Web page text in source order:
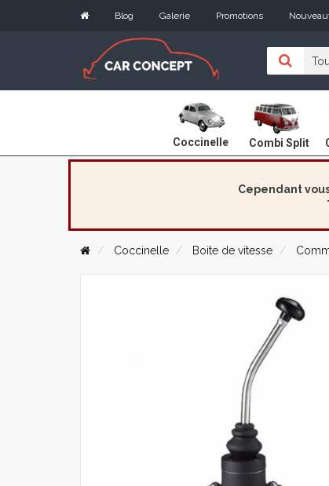
Blog Galerie Promotions
Coccinelle Combi Split
Cependant
Coccinelle Boite de vitesse